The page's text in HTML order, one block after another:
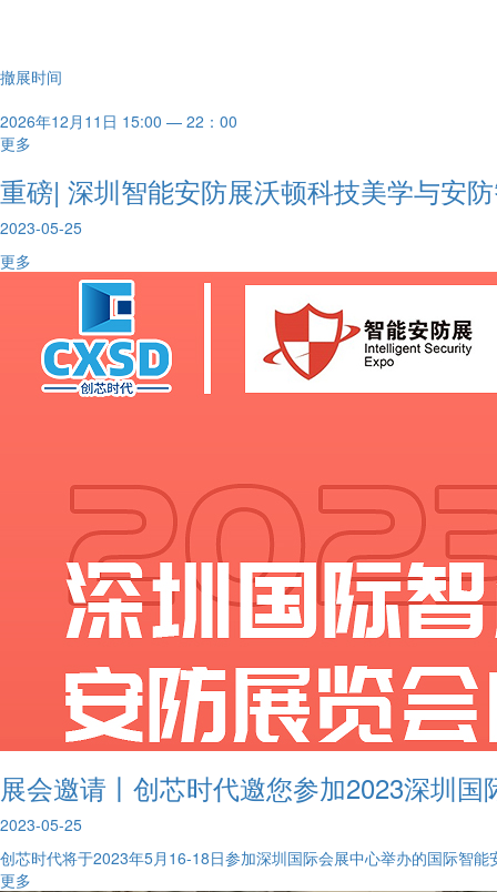
撤展时间
2026年12月11日 15:00 — 22：00
更多
重磅| 深圳智能安防展沃顿科技美学与安
2023-05-25
更多
展会邀请丨创芯时代邀您参加2023深圳
2023-05-25
创芯时代将于2023年5月16-18日参加深圳国际会展中心举办的国际智
更多